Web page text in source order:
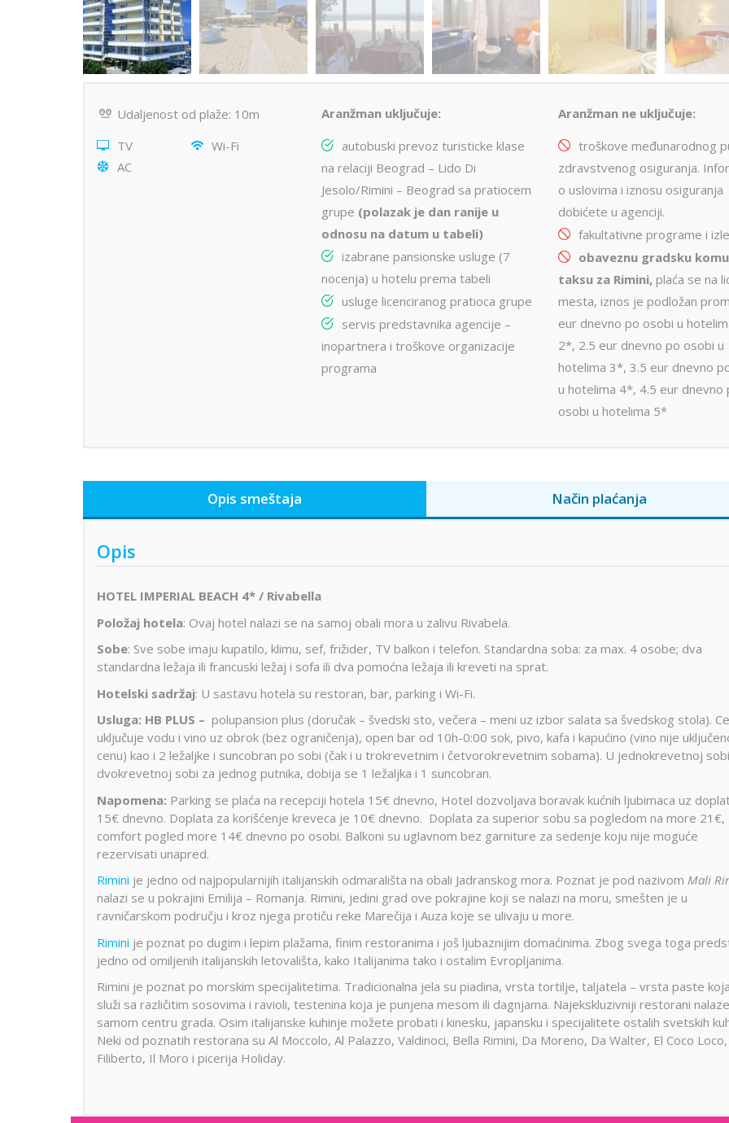
Udaljenost od plaže: 10m
TV
Wi-Fi
AC
Aranžman uključuje:
autobuski prevoz turisticke klase
na relaciji Beograd – Lido Di
Jesolo/Rimini – Beograd sa pratiocem
grupe (polazak je dan ranije u
odnosu na datum u tabeli)
izabrane pansionske usluge (7
nocenja) u hotelu prema tabeli
usluge licenciranog pratioca grupe
servis predstavnika agencije –
inopartnera i troškove organizacije
programa
Aranžman ne uključuje:
troškove međunarodnog
zdravstvenog osiguranja.
o uslovima i iznosu osiguranja
dobićete u agenciji.
fakultativne programe i
obaveznu gradsku
taksu za Rimini, plaća se na
mesta, iznos je podložan
eur dnevno po osobi u
2*, 2.5 eur dnevno po osobi u
hotelima 3*, 3.5 eur dnevno
u hotelima 4*, 4.5 eur dnevno
osobi u hotelima 5*
Opis smeštaja Način plaćanja
Opis
HOTEL IMPERIAL BEACH 4* / Rivabella
Položaj hotela: Ovaj hotel nalazi se na samoj obali mora u zalivu Rivabela.
Sobe: Sve sobe imaju kupatilo, klimu, sef, frižider, TV balkon i telefon. Standardna soba: za max. 4 osobe; dva
standardna ležaja ili francuski ležaj i sofa ili dva pomoćna ležaja ili kreveti na sprat.
Hotelski sadržaj: U sastavu hotela su restoran, bar, parking i Wi-Fi.
Usluga: HB PLUS – polupansion plus (doručak – švedski sto, večera – meni uz izbor salata sa švedskog stola).
uključuje vodu i vino uz obrok (bez ograničenja), open bar od 10h-0:00 sok, pivo, kafa i kapućino (vino nije
cenu) kao i 2 ležaljke i suncobran po sobi (čak i u trokrevetnim i četvorokrevetnim sobama). U jednokrevetnoj
dvokrevetnoj sobi za jednog putnika, dobija se 1 ležaljka i 1 suncobran.
Napomena: Parking se plaća na recepciji hotela 15€ dnevno, Hotel dozvoljava boravak kućnih ljubimaca uz
15€ dnevno. Doplata za korišćenje kreveca je 10€ dnevno. Doplata za superior sobu sa pogledom na more 21€,
comfort pogled more 14€ dnevno po osobi. Balkoni su uglavnom bez garniture za sedenje koju nije moguće
rezervisati unapred.
Rimini je jedno od najpopularnijih italijanskih odmarališta na obali Jadranskog mora. Poznat je pod nazivom Mali
nalazi se u pokrajini Emilija – Romanja. Rimini, jedini grad ove pokrajine koji se nalazi na moru, smešten je u
ravničarskom području i kroz njega protiču reke Marečija i Auza koje se ulivaju u more.
Rimini je poznat po dugim i lepim plažama, finim restoranima i još ljubaznijim domaćinima. Zbog svega toga
jedno od omiljenih italijanskih letovališta, kako Italijanima tako i ostalim Evropljanima.
Rimini je poznat po morskim specijalitetima. Tradicionalna jela su piadina, vrsta tortilje, taljatela – vrsta paste
služi sa različitim sosovima i ravioli, testenina koja je punjena mesom ili dagnjama. Najekskluzivniji restorani
samom centru grada. Osim italijanske kuhinje možete probati i kinesku, japansku i specijalitete ostalih svetskih
Neki od poznatih restorana su Al Moccolo, Al Palazzo, Valdinoci, Bella Rimini, Da Moreno, Da Walter, El Coco Loco,
Filiberto, Il Moro i picerija Holiday.